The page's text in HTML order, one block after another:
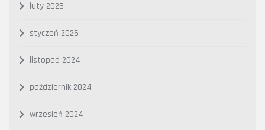
luty 2025
styczeń 2025
listopad 2024
październik 2024
wrzesień 2024